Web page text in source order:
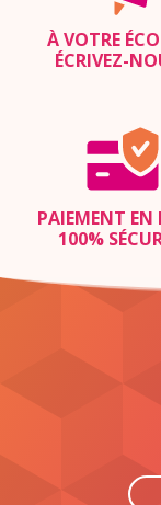
À VOTRE
ÉCRIVEZ-
PAIEMENT EN
100%